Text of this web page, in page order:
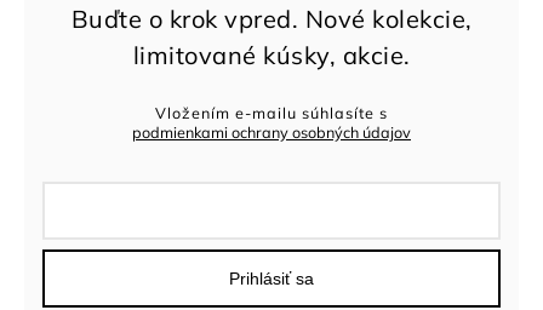
Vložením e-mailu súhlasíte s
podmienkami ochrany osobných údajov
Prihlásiť sa